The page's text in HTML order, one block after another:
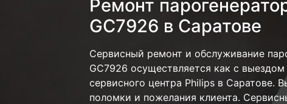
Ремонт
GC7926 в Саратове
Сервисный ремонт и обслуживание
GC7926 осуществляется как с
сервисного центра Philips в Саратове.
поломки и пожелания клиента.